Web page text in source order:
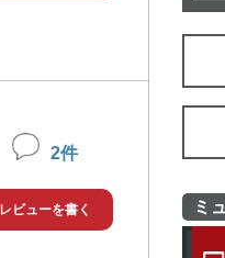
2件
レビューを書く
ミ